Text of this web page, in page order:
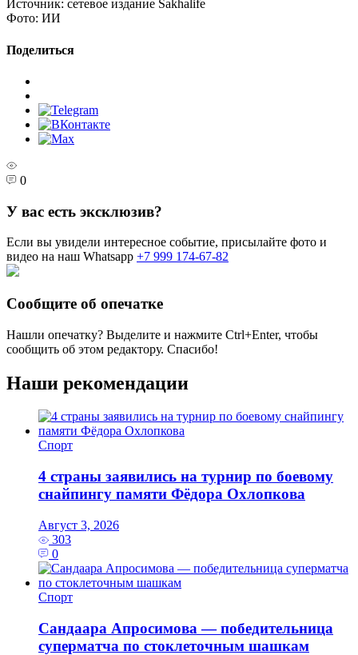
Источник: сетевое издание Sakhalife
Фото: ИИ
Поделиться
0
У вас есть эксклюзив?
Если вы увидели интересное событие, присылайте фото и
видео на наш Whatsapp +7 999 174-67-82
Сообщите об опечатке
Нашли опечатку? Выделите и нажмите Ctrl+Enter, чтобы
сообщить об этом редактору. Спасибо!
Наши рекомендации
Спорт
4 страны заявились на турнир по боевому
снайпингу памяти Фёдора Охлопкова
Август 3, 2026
303
0
Спорт
Сандаара Апросимова — победительница
суперматча по стоклеточным шашкам